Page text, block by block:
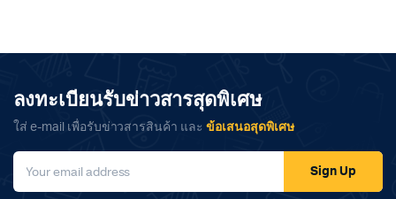
ลงทะเบียนรับข่าวสารสุดพิเศษ
ใส่ e-mail เพื่อรับข่าวสารสินค้า และข้อเสนอสุดพิเศษ
Sign Up